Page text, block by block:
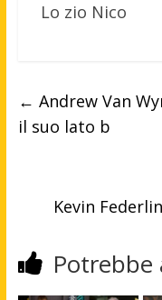
Lo zio Nico
← Andrew Van
il suo lato b
Kevin
Potrebbe